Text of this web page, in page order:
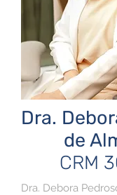
Dra.
de
CRM
Dra. Debora